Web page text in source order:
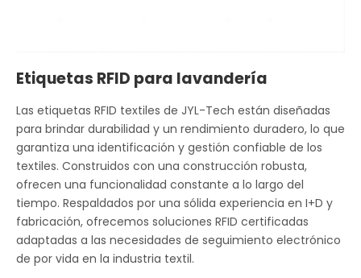
Etiquetas RFID para lavandería
Las etiquetas RFID textiles de JYL-Tech están diseñadas
para brindar durabilidad y un rendimiento duradero, lo que
garantiza una identificación y gestión confiable de los
textiles. Construidos con una construcción robusta,
ofrecen una funcionalidad constante a lo largo del
tiempo. Respaldados por una sólida experiencia en I+D y
fabricación, ofrecemos soluciones RFID certificadas
adaptadas a las necesidades de seguimiento electrónico
de por vida en la industria textil.